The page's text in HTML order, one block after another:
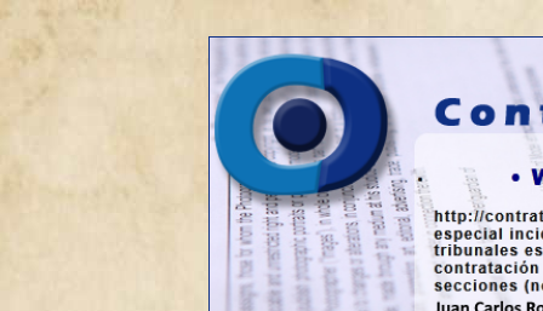
Contrato de
Web sobre contratación pública